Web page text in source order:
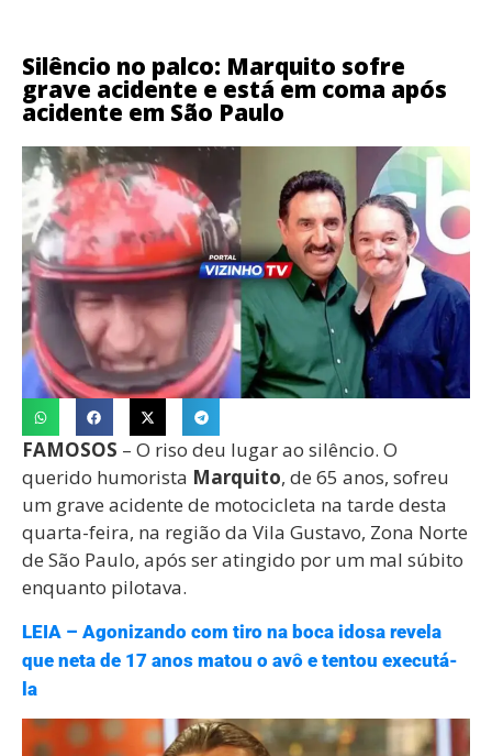
Silêncio no palco: Marquito sofre
grave acidente e está em coma após
acidente em São Paulo
FAMOSOS – O riso deu lugar ao silêncio. O
querido humorista Marquito, de 65 anos, sofreu
um grave acidente de motocicleta na tarde desta
quarta-feira, na região da Vila Gustavo, Zona Norte
de São Paulo, após ser atingido por um mal súbito
enquanto pilotava.
LEIA – Agonizando com tiro na boca idosa revela
que neta de 17 anos matou o avô e tentou executá-
la